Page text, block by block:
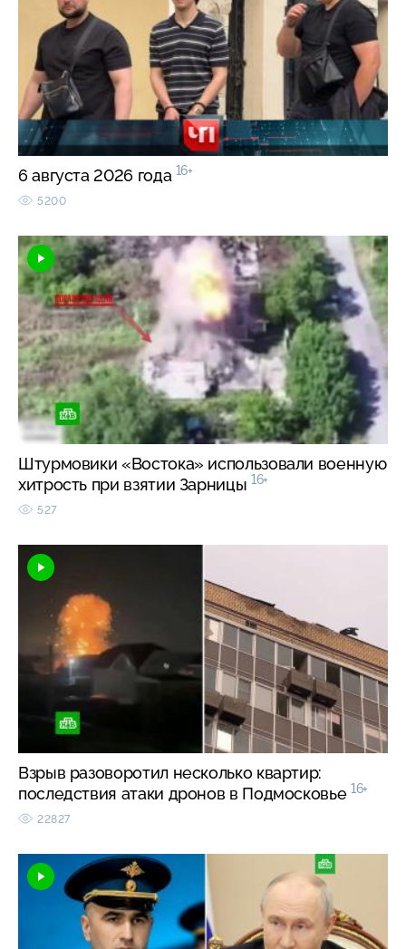
6 августа 2026 года 16+
5200
Штурмовики «Востока» использовали военную
хитрость при взятии Зарницы 16+
527
Взрыв разоворотил несколько квартир:
последствия атаки дронов в Подмосковье 16+
22827